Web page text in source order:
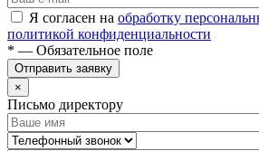
Я согласен на обработку
политикой конфиденциальности
* — Обязательное поле
Отправить заявку
×
Письмо директору